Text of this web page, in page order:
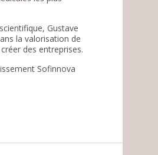
Gustave
la valorisation de
des entreprises.
Sofinnova